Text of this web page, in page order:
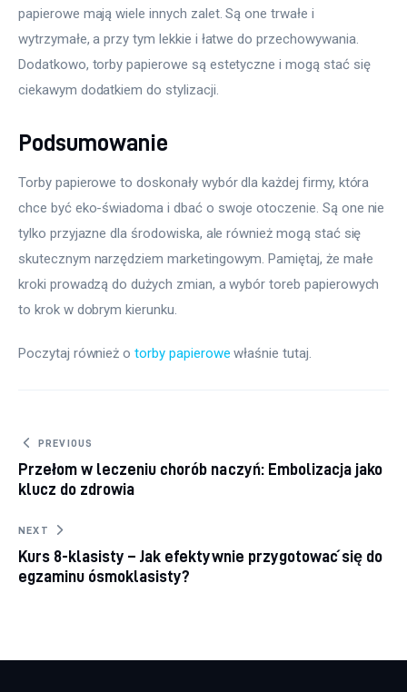
papierowe mają wiele innych zalet. Są one trwałe i
wytrzymałe, a przy tym lekkie i łatwe do przechowywania.
Dodatkowo, torby papierowe są estetyczne i mogą stać się
ciekawym dodatkiem do stylizacji.
Podsumowanie
Torby papierowe to doskonały wybór dla każdej firmy, która
chce być eko-świadoma i dbać o swoje otoczenie. Są one nie
tylko przyjazne dla środowiska, ale również mogą stać się
skutecznym narzędziem marketingowym. Pamiętaj, że małe
kroki prowadzą do dużych zmian, a wybór toreb papierowych
to krok w dobrym kierunku.
Poczytaj również o torby papierowe właśnie tutaj.
Nawigacja wpisu
PREVIOUS
Przełom w leczeniu chorób naczyń: Embolizacja jako
klucz do zdrowia
NEXT
Kurs 8-klasisty – Jak efektywnie przygotować się do
egzaminu ósmoklasisty?